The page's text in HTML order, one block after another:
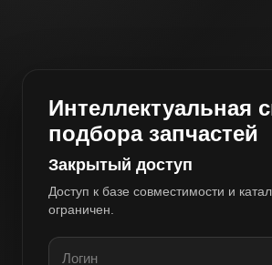
Интеллектуальная
подбора запчастей
Закрытый доступ
Доступ к базе совместимости и
ограничен.